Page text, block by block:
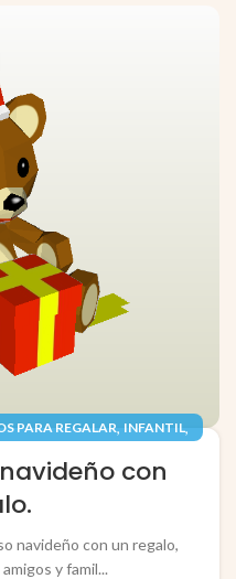
PARA REGALAR, INFANTIL,
con
navideño con un regalo,
y famil...